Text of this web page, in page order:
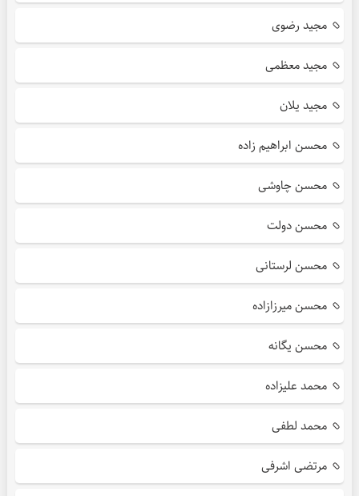
مجید رضوی
مجید معظمی
مجید یلان
محسن ابراهیم زاده
محسن چاوشی
محسن دولت
محسن لرستانی
محسن میرزازاده
محسن یگانه
محمد علیزاده
محمد لطفی
مرتضی اشرفی